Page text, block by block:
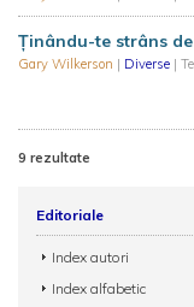
Ținându-te strâns
Gary Wilkerson | Diverse |
9 rezultate
Editoriale
Index autori
Index alfabetic